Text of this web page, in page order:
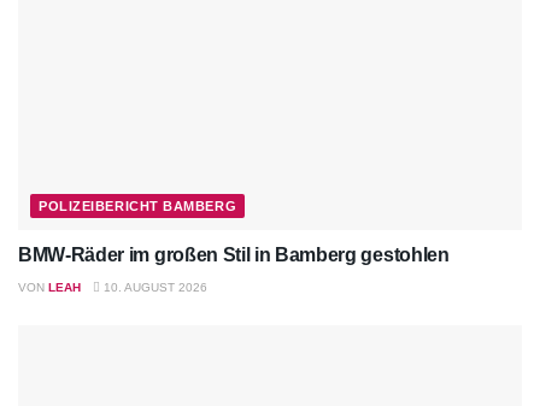
POLIZEIBERICHT BAMBERG
BMW-Räder im großen Stil in Bamberg gestohlen
VON LEAH 10. AUGUST 2026